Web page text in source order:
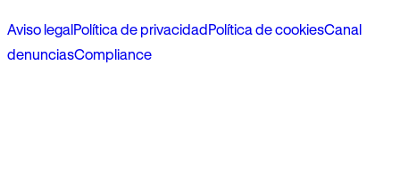
Aviso legalPolítica de privacidadPolítica de cookiesCanal
denunciasCompliance